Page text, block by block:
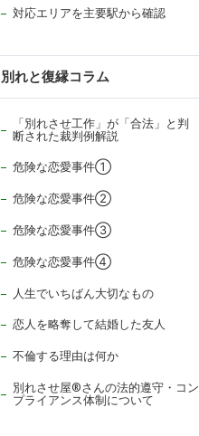
対応エリアを主要駅から確認
別れと復縁コラム
「別れさせ工作」が「合法」と判
断された裁判例解説
危険な恋愛事件①
危険な恋愛事件②
危険な恋愛事件③
危険な恋愛事件④
人生でいちばん大切なもの
恋人を略奪して結婚した友人
不倫する理由は何か
別れさせ屋®さんの法的遵守・コン
プライアンス体制について